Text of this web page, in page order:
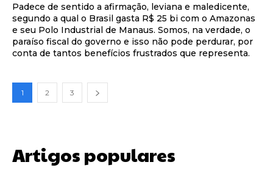
Padece de sentido a afirmação, leviana e maledicente,
segundo a qual o Brasil gasta R$ 25 bi com o Amazonas
e seu Polo Industrial de Manaus. Somos, na verdade, o
paraíso fiscal do governo e isso não pode perdurar, por
conta de tantos benefícios frustrados que representa.
1 2 3
Artigos populares